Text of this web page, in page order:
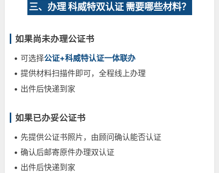
三、办理 科威特双认证 需要哪些材料？
如果尚未办理公证书
• 可选择公证+科威特认证一体联办
• 提供材料扫描件即可，全程线上办理
• 出件后快递到家
如果已办妥公证书
• 先提供公证书照片，由顾问确认能否认证
• 确认后邮寄原件办理双认证
• 出件后快递到家